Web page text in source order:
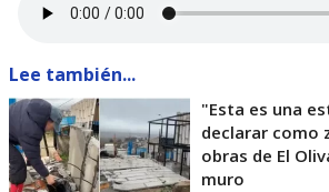
Lee también...
"Esta es una
declarar como
obras de El
muro